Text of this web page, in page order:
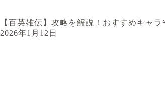
【百英雄伝】攻略を解説！おすすめキャラ
2026年1月12日